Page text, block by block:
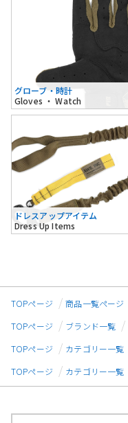
グローブ・時計
Gloves ・ Watch
ドレスアップアイテム
Dress Up Items
TOPページ 商品一覧ページ
TOPページ
ブランド一覧
TOPページ
カテゴリー一覧
TOPページ
カテゴリー一覧